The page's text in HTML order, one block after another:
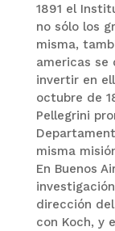
1891 el
no sólo los
misma,
americas se
invertir en
octubre de
Pellegrini
misma
En Buenos
dirección
con Koch, y